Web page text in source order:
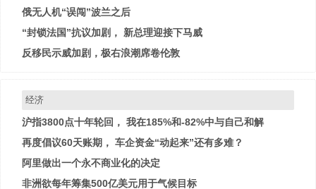
俄无人机“误闯”波兰之后
“封锁法国”抗议加剧， 新总理迎接下马威
反移民示威加剧，极右浪潮席卷伦敦
经济
沪指3800点十年轮回， 我在185%和-82%中与自己和解
再度倡议60天账期， 车企资金“动起来”还有多难？
阿里做出一个永不商业化的决定
非洲欲每年筹集500亿美元用于气候目标